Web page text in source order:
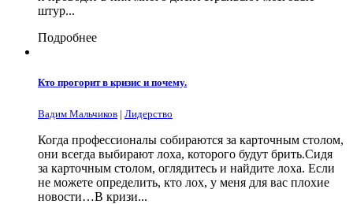
штур...
Подробнее
Кто прогорит в кризис и почему.
Вадим Мальчиков | Лидерство
Когда профессионалы собираются за карточным столом,
они всегда выбирают лоха, которого будут брить.Сидя
за карточным столом, оглядитесь и найдите лоха. Если
не можете определить, кто лох, у меня для вас плохие
новости…В кризи...